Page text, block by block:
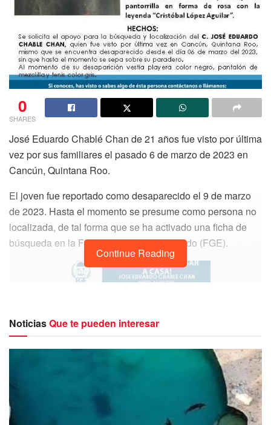
0
SHARES
José Eduardo Chablé Chan de 21 años fue visto por última
vez por sus familiares el pasado 6 de marzo de 2023 en
Cancún, Quintana Roo.
El joven fue reportado como desaparecido el 9 de marzo
de 2023. Hasta el momento se presume como persona no
localizada, de tal forma que se ha activado una ficha de
búsqueda en la Fiscalía General del Estado (FGE).
Continue Reading
NoticiasQue te pueden interesar